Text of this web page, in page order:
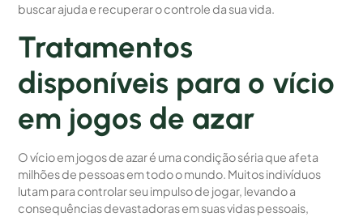
buscar ajuda e recuperar o controle da sua vida.
Tratamentos
disponíveis para o vício
em jogos de azar
O vício em jogos de azar é uma condição séria que afeta
milhões de pessoas em todo o mundo. Muitos indivíduos
lutam para controlar seu impulso de jogar, levando a
consequências devastadoras em suas vidas pessoais,